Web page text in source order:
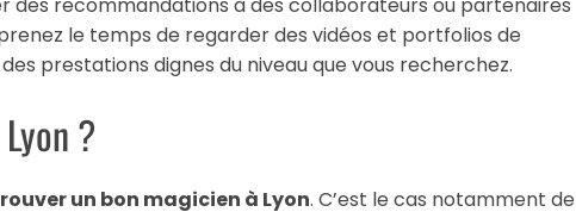
le temps de regarder des vidéos et portfolios de
prestations dignes du niveau que vous recherchez.
?
un bon magicien à Lyon. C’est le cas notamment de